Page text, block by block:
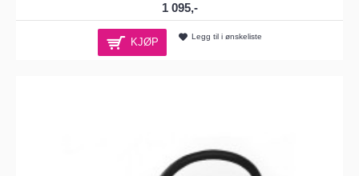
1 095,-
KJØP Legg til i ønskeliste